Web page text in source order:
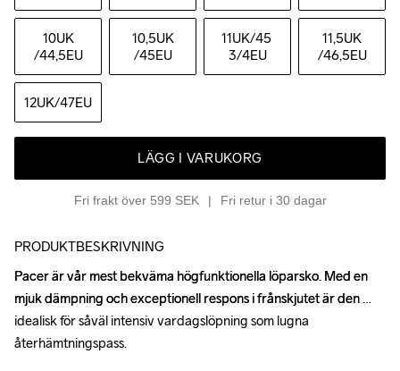
10UK
/44,5EU
10,5UK
/45EU
11UK/45
3/4EU
11,5UK
/46,5EU
12UK/47EU
LÄGG I VARUKORG
Fri frakt över 599 SEK Fri retur i 30 dagar
PRODUKTBESKRIVNING
Pacer är vår mest bekväma högfunktionella löparsko. Med en
mjuk dämpning och exceptionell respons i frånskjutet är den
idealisk för såväl intensiv vardagslöpning som lugna
återhämtningspass.
Pacer är vår mest bekväma högfunktionella löparsko. Med en
mjuk dämpning och exceptionell respons i frånskjutet är den
idealisk för såväl intensiv vardagslöpning som lugna
återhämtningspass.